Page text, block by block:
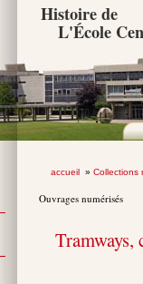
Histoire de
L'École
accueil» Collections
Ouvrages numérisés
Tramways,